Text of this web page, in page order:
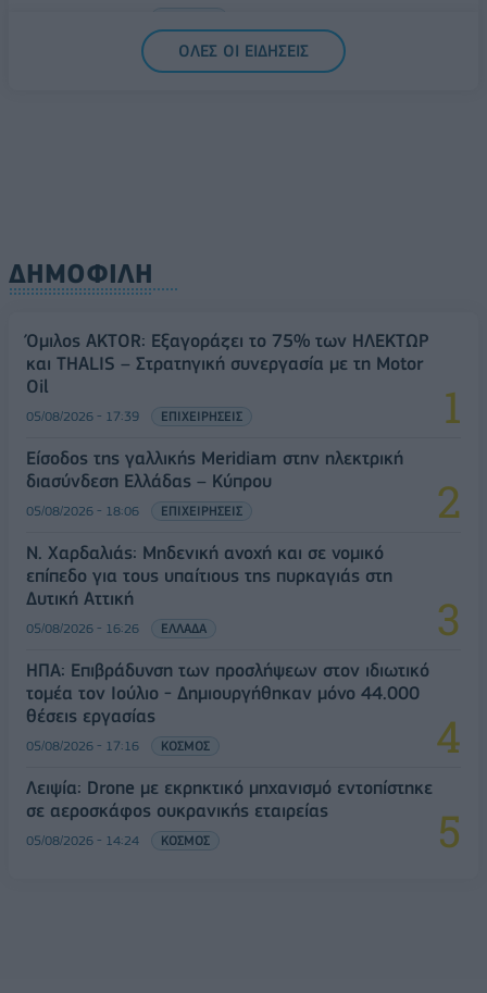
ΟΛΕΣ ΟΙ ΕΙΔΗΣΕΙΣ
ΔΗΜΟΦΙΛΗ
Όμιλος AKTOR: Εξαγοράζει το 75% των ΗΛΕΚΤΩΡ
και THALIS – Στρατηγική συνεργασία με τη Motor
Oil
05/08/2026 - 17:39 ΕΠΙΧΕΙΡΗΣΕΙΣ
Είσοδος της γαλλικής Meridiam στην ηλεκτρική
διασύνδεση Ελλάδας – Κύπρου
05/08/2026 - 18:06 ΕΠΙΧΕΙΡΗΣΕΙΣ
Ν. Χαρδαλιάς: Μηδενική ανοχή και σε νομικό
επίπεδο για τους υπαίτιους της πυρκαγιάς στη
Δυτική Αττική
05/08/2026 - 16:26 ΕΛΛΑΔΑ
ΗΠΑ: Επιβράδυνση των προσλήψεων στον ιδιωτικό
τομέα τον Ιούλιο - Δημιουργήθηκαν μόνο 44.000
θέσεις εργασίας
05/08/2026 - 17:16 ΚΟΣΜΟΣ
Λειψία: Drone με εκρηκτικό μηχανισμό εντοπίστηκε
σε αεροσκάφος ουκρανικής εταιρείας
05/08/2026 - 14:24 ΚΟΣΜΟΣ